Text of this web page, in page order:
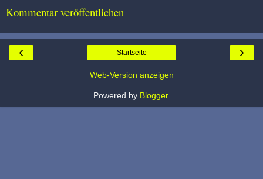
Kommentar veröffentlichen
‹ ›
Startseite
Web-Version anzeigen
Powered by Blogger.